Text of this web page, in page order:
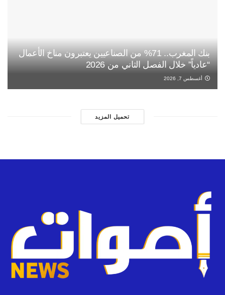
بنك المغرب.. 71% من الصناعيين يعتبرون مناخ الأعمال
“عادياً” خلال الفصل الثاني من 2026
أغسطس 7, 2026
تحميل المزيد